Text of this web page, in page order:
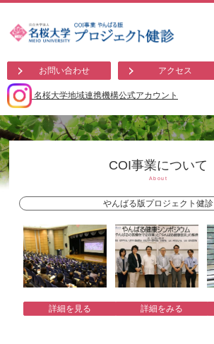
お問い合わせ アクセス
名桜大学地域連携機構公式アカウント
COI事業について
About
やんばる版プロジェクト健診
詳細を見る 詳細をみる